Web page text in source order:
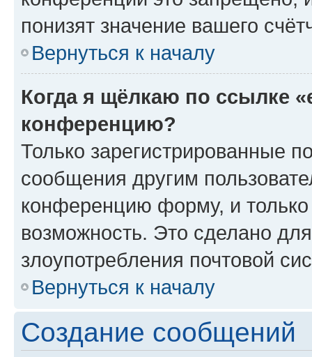
понизят значение вашего
Вернуться к началу
Когда я щёлкаю по ссылке
конференцию?
Только зарегистрированные
сообщения другим
конференцию форму, и
возможность. Это сделано
злоупотребления почтовой
Вернуться к началу
Создание сообщений